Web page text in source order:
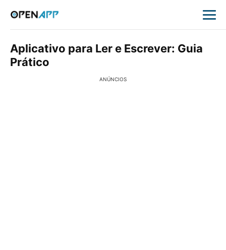
Aplicativo para Ler e Escrever: Guia
Prático
ANÚNCIOS